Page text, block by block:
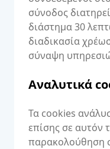
σύνοδος
διάστημα 30
διαδικασία
σύναψη
Αναλυτικά
Τα cookies
επίσης σε αυτόν
παρακολούθηση